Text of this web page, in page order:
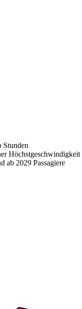
Stunden
Höchstgeschwindigkeit
ab 2029 Passagiere